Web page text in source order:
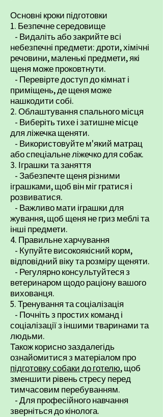
Основні кроки підготовки
1. Безпечне середовище
- Видаліть або закрийте всі
небезпечні предмети: дроти, хімічні
речовини, маленькі предмети, які
щеня може проковтнути.
- Перевірте доступ до кімнат і
приміщень, де щеня може
нашкодити собі.
2. Облаштування спального місця
- Виберіть тихе і затишне місце
для ліжечка щеняти.
- Використовуйте м'який матрац
або спеціальне ліжечко для собак.
3. Іграшки та заняття
- Забезпечте щеня різними
іграшками, щоб він міг гратися і
розвиватися.
- Важливо мати іграшки для
жування, щоб щеня не гриз меблі та
інші предмети.
4. Правильне харчування
- Купуйте високоякісний корм,
відповідний віку та розміру щеняти.
- Регулярно консультуйтеся з
ветеринаром щодо раціону вашого
вихованця.
5. Тренування та соціалізація
- Почніть з простих команд і
соціалізації з іншими тваринами та
людьми.
Також корисно заздалегідь
ознайомитися з матеріалом про
підготовку собаки до готелю, щоб
зменшити рівень стресу перед
тимчасовим перебуванням.
- Для професійного навчання
зверніться до кінолога.